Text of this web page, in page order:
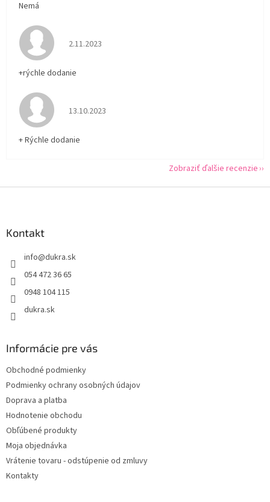
Nemá
Hodnotenie obchodu je 5 z 5 hviezdičiek.
2.11.2023
+rýchle dodanie
Hodnotenie obchodu je 5 z 5 hviezdičiek.
13.10.2023
+ Rýchle dodanie
Zobraziť ďalšie recenzie
Kontakt
info@dukra.sk
054 472 36 65
0948 104 115
dukra.sk
Informácie pre vás
Obchodné podmienky
Podmienky ochrany osobných údajov
Doprava a platba
Hodnotenie obchodu
Obľúbené produkty
Moja objednávka
Vrátenie tovaru - odstúpenie od zmluvy
Kontakty